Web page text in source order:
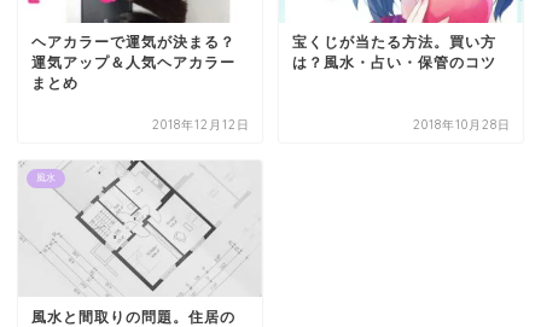
ヘアカラーで運気が決まる？
運気アップ＆人気ヘアカラー
まとめ
2018年12月12日
宝くじが当たる方法。買い方
は？風水・占い・保管のコツ
2018年10月28日
風水
風水と間取りの問題。住居の